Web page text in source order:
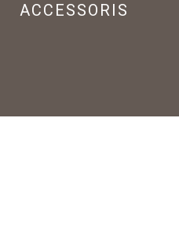
ACCESSORIS